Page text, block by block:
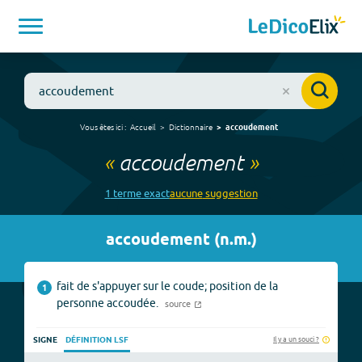
Vous êtes ici : Accueil Dictionnaire accoudement
« accoudement»
1 termeexactaucunesuggestion
accoudement(n.m.)
1
fait de s'appuyer sur le coude; position de la
personne accoudée.
source
SIGNE DÉFINITION LSF Il y a un souci ?